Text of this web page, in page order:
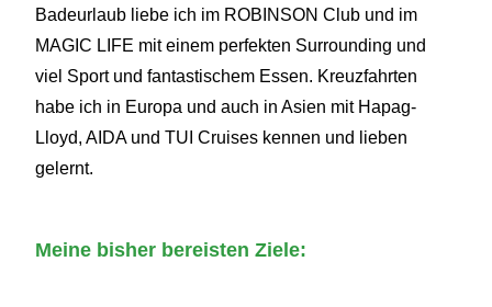
Badeurlaub liebe ich im ROBINSON Club und im
MAGIC LIFE mit einem perfekten Surrounding und
viel Sport und fantastischem Essen. Kreuzfahrten
habe ich in Europa und auch in Asien mit Hapag-
Lloyd, AIDA und TUI Cruises kennen und lieben
gelernt.
Meine bisher bereisten Ziele: